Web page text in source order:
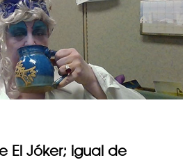
El Jóker; igual de